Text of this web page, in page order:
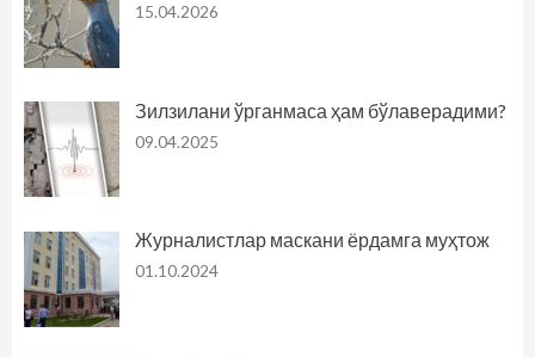
15.04.2026
Зилзилани ўрганмаса ҳам бўлаверадими?
09.04.2025
Журналистлар маскани ёрдамга муҳтож
01.10.2024